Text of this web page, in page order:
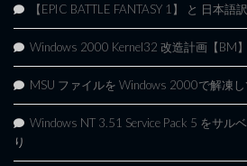
【EPIC BATTLE FANTASY 1】 と 日本語訳
Windows 2000 Kernel32 改造計画【BM】
MSU ファイルを Windows 2000で解凍
Windows NT 3.51 Service Pack 5 をサル
り